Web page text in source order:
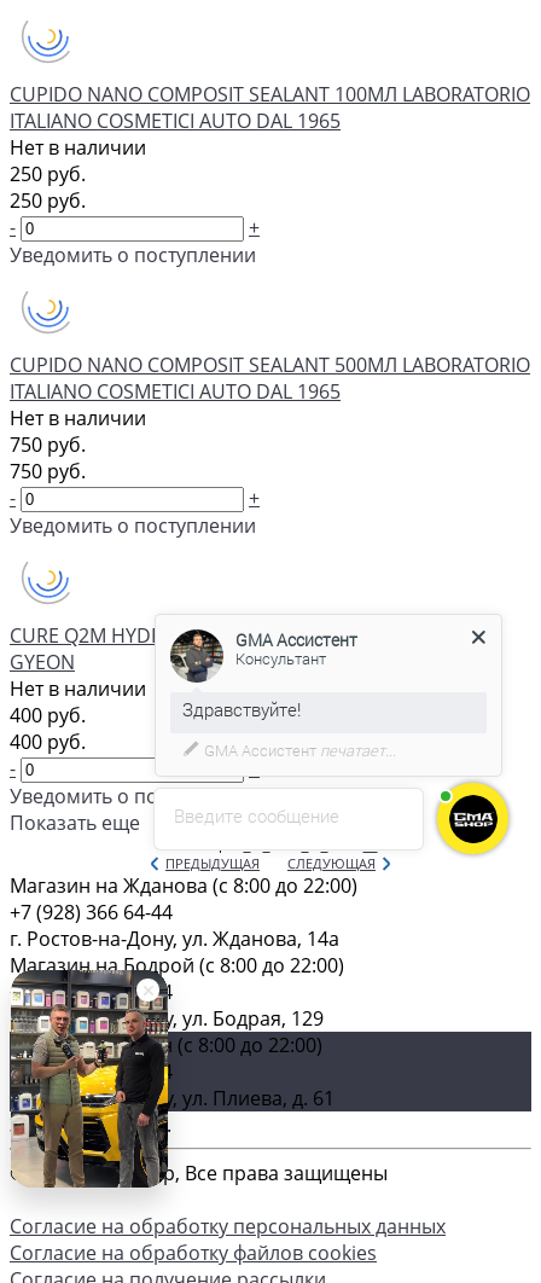
CUPIDO NANO COMPOSIT SEALANT 100МЛ LABORATORIO
ITALIANO COSMETICI AUTO DAL 1965
Нет в наличии
250 руб.
250 руб.
-
+
Уведомить о поступлении
CUPIDO NANO COMPOSIT SEALANT 500МЛ LABORATORIO
ITALIANO COSMETICI AUTO DAL 1965
Нет в наличии
750 руб.
750 руб.
-
+
Уведомить о поступлении
CURE Q2M HYDROPHOBIC SPRAY SEALANT 100МЛ
GYEON
Нет в наличии
400 руб.
400 руб.
-
Уведомить о поступлении
Показать еще
СТРАНИЦЫ: 1 2 3 4 5 ...
10
ПРЕДЫДУЩАЯ
СЛЕДУЮЩАЯ
Магазин на Жданова (c 8:00 до 22:00)
+7 (928) 366 64-44
г. Ростов-на-Дону, ул. Жданова, 14а
Магазин на Бодрой (c 8:00 до 22:00)
+7 (928) 366 64-44
г. Ростов-на-Дону, ул. Бодрая, 129
Главный магазин (c 8:00 до 22:00)
+7 (928) 366 64-44
г. Ростов-на-Дону, ул. Плиева, д. 61
Загрузка карты ...
© 2026 GMA-Shop, Все права защищены
Согласие на обработку персональных данных
Согласие на обработку файлов cookies
Введите сообщение
Консультант
С удовольствием помогу вам в
выборе товара.